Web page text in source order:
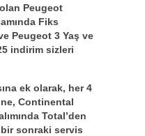
Peugeot
Fiks
Peugeot 3 Yaş ve
indirim sizleri
ek olarak, her 4
Continental
Total’den
bir sonraki servis